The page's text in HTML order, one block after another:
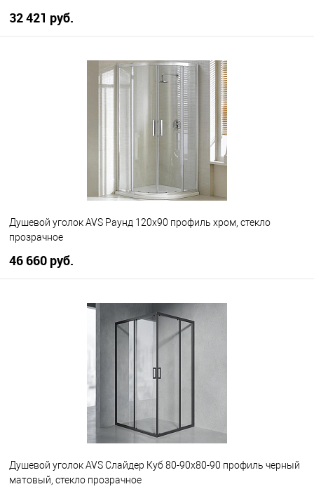
32 421 руб.
В корзину
В наличии
Душевой уголок AVS Раунд 120x90 профиль хром, стекло
прозрачное
46 660 руб.
В корзину
В наличии
Душевой уголок AVS Слайдер Куб 80-90x80-90 профиль черный
матовый, стекло прозрачное